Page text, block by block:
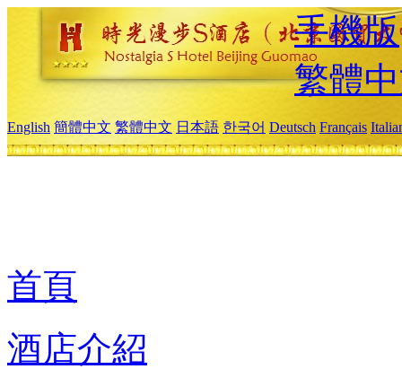
手機版
繁體
English 簡體中文 繁體中文 日本語 한국어 Deutsch Français
首頁
酒店介紹